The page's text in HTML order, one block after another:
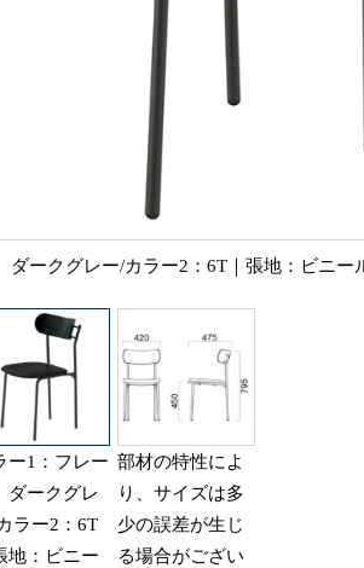
ークグレー/カラー2：6T｜張地：ビニー
ー1：フレー
ークグレ
ラー2：6T
地：ビニー
部材の特性によ
り、サイズは多
少の誤差が生じ
る場合がござい